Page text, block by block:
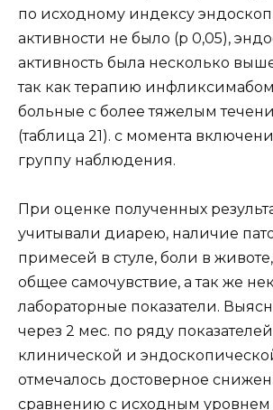
по исходному индексу
активности не было (р 0,05),
активность была несколько
так как терапию
больные с более тяжелым
(таблица 21). с момента
группу наблюдения.
При оценке полученных
учитывали диарею, наличие
примесей в стуле, боли в
общее самочувствие, а так же
лабораторные показатели.
через 2 мес. по ряду
клинической и
отмечалось достоверное
сравнению с исходным